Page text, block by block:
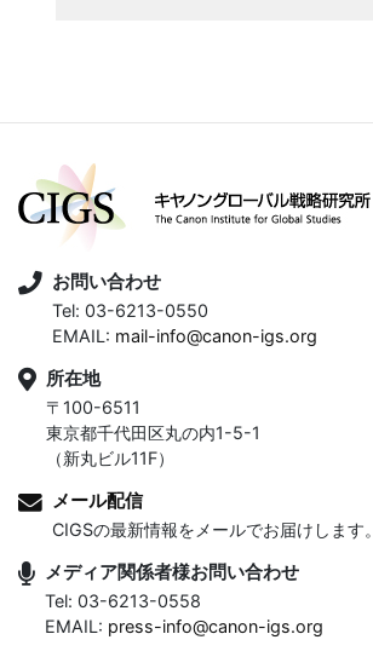
お問い合わせ
Tel: 03-6213-0550
EMAIL: mail-info@canon-igs.org
所在地
〒100-6511
東京都千代田区丸の内1-5-1
（新丸ビル11F）
メール配信
CIGSの最新情報をメールでお届けします。
メディア関係者様お問い合わせ
Tel: 03-6213-0558
EMAIL: press-info@canon-igs.org